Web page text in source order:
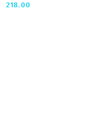
Cena:
218.00